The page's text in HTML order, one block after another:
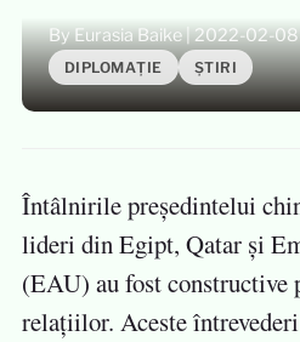
By Eurasia Baike|2022-02-08
DIPLOMAȚIE ȘTIRI
Întâlnirile președintelui
lideri din Egipt, Qatar și
(EAU) au fost constructive
relațiilor. Aceste